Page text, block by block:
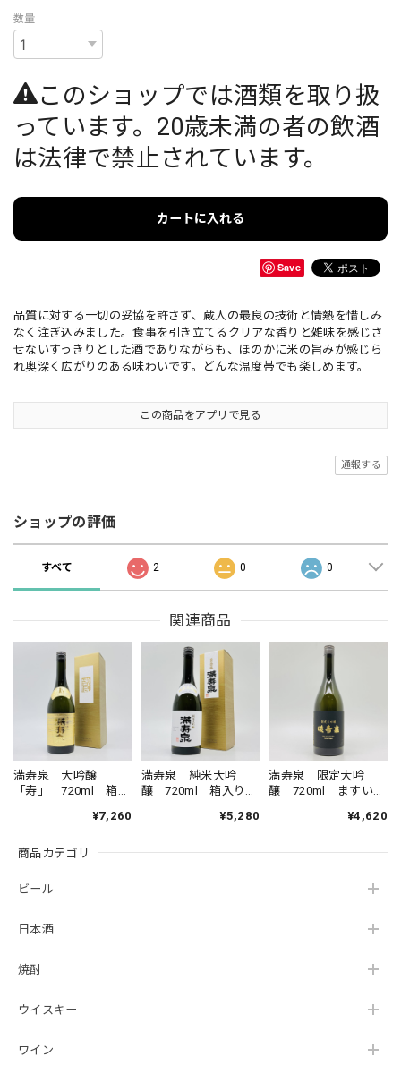
商品カテゴリ
ビール
日本酒
焼酎
ウイスキー
ワイン
数量
このショップでは酒類を取り扱
っています。20歳未満の者の飲酒
は法律で禁止されています。
カートに入れる
Save
品質に対する一切の妥協を許さず、蔵人の最良の技術と情熱を惜しみ
なく注ぎ込みました。食事を引き立てるクリアな香りと雑味を感じさ
せないすっきりとした酒でありながらも、ほのかに米の旨みが感じら
れ奥深く広がりのある味わいです。どんな温度帯でも楽しめます。
この商品をアプリで見る
通報する
ショップの評価
すべて 2 0 0
関連商品
満寿泉 大吟醸
「寿」 720ml 箱入
いぎんじょう こと
造店 17度
¥7,260
満寿泉 純米大吟
醸 720ml 箱入り
まいだいぎんじょ
造 15度
¥5,280
満寿泉 限定大吟
醸 720ml ますいず
んじょう 清酒 桝
¥4,620